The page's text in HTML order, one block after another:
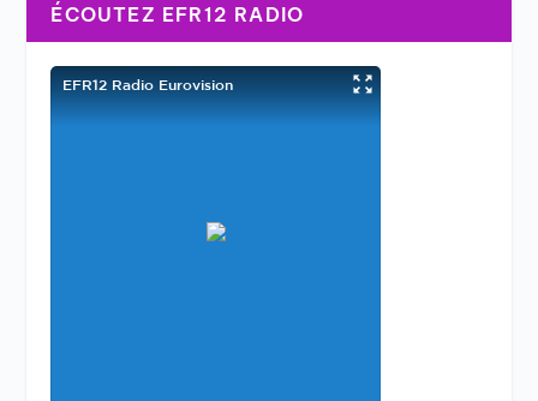
ÉCOUTEZ EFR12 RADIO